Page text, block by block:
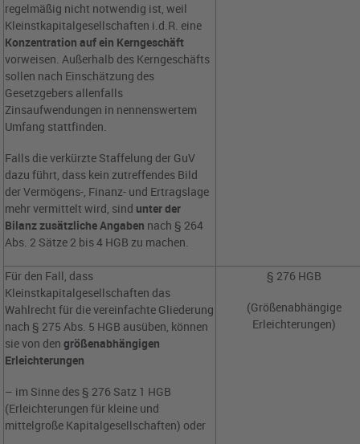
regelmäßig nicht notwendig ist, weil
Kleinstkapitalgesellschaften i.d.R. eine
Konzentration auf ein Kerngeschäft
vorweisen. Außerhalb des Kerngeschäfts
sollen nach Einschätzung des
Gesetzgebers allenfalls
Zinsaufwendungen in nennenswertem
Umfang stattfinden.
Falls die verkürzte Staffelung der GuV
dazu führt, dass kein zutreffendes Bild
der Vermögens-, Finanz- und Ertragslage
mehr vermittelt wird, sind unter der
Bilanz zusätzliche Angaben nach § 264
Abs. 2 Sätze 2 bis 4 HGB zu machen.
Für den Fall, dass
Kleinstkapitalgesellschaften das
Wahlrecht für die vereinfachte Gliederung
nach § 275 Abs. 5 HGB ausüben, können
sie von dengrößenabhängigen
Erleichterungen
– im Sinne des § 276 Satz 1 HGB
(Erleichterungen für kleine und
mittelgroße Kapitalgesellschaften) oder
§ 276 HGB
(Größenabhängige
Erleichterungen)